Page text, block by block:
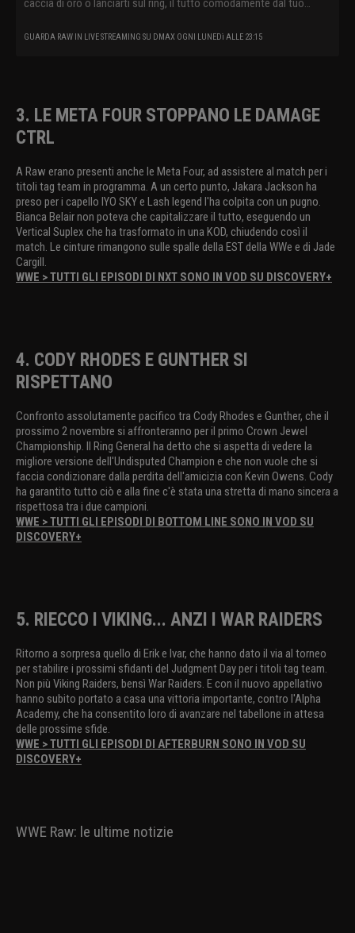
caccia di oro o lanciarti sul ring, il tutto comodamente dal tuo
GUARDA RAW IN LIVE STREAMING SU DMAX OGNI LUNEDì ALLE 23:15
3. LE META FOUR STOPPANO LE DAMAGE
CTRL
A Raw erano presenti anche le Meta Four, ad assistere al match per i
titoli tag team in programma. A un certo punto, Jakara Jackson ha
preso per i capello IYO SKY e Lash legend l'ha colpita con un pugno.
Bianca Belair non poteva che capitalizzare il tutto, eseguendo un
Vertical Suplex che ha trasformato in una KOD, chiudendo così il
match. Le cinture rimangono sulle spalle della EST della WWe e di Jade
Cargill.
WWE > TUTTI GLI EPISODI DI NXT SONO IN VOD SU DISCOVERY+
4. CODY RHODES E GUNTHER SI
RISPETTANO
Confronto assolutamente pacifico tra Cody Rhodes e Gunther, che il
prossimo 2 novembre si affronteranno per il primo Crown Jewel
Championship. Il Ring General ha detto che si aspetta di vedere la
migliore versione dell'Undisputed Champion e che non vuole che si
faccia condizionare dalla perdita dell'amicizia con Kevin Owens. Cody
ha garantito tutto ciò e alla fine c'è stata una stretta di mano sincera a
rispettosa tra i due campioni.
WWE > TUTTI GLI EPISODI DI BOTTOM LINE SONO IN VOD SU
DISCOVERY+
5. RIECCO I VIKING... ANZI I WAR RAIDERS
Ritorno a sorpresa quello di Erik e Ivar, che hanno dato il via al torneo
per stabilire i prossimi sfidanti del Judgment Day per i titoli tag team.
Non più Viking Raiders, bensì War Raiders. E con il nuovo appellativo
hanno subito portato a casa una vittoria importante, contro l'Alpha
Academy, che ha consentito loro di avanzare nel tabellone in attesa
delle prossime sfide.
WWE > TUTTI GLI EPISODI DI AFTERBURN SONO IN VOD SU
DISCOVERY+
WWE Raw: le ultime notizie